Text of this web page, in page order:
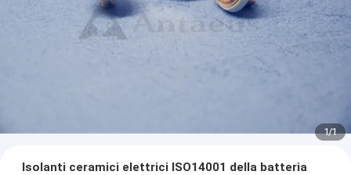
1/1
Isolanti ceramici elettrici ISO14001 della batteria